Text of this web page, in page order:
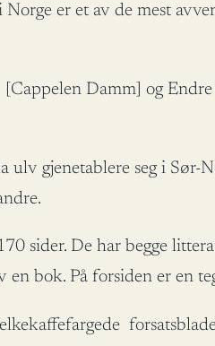
er et av de mest
[Cappelen Damm] og
gjenetablere seg i Sør-
sider. De har begge
en bok. På forsiden er en